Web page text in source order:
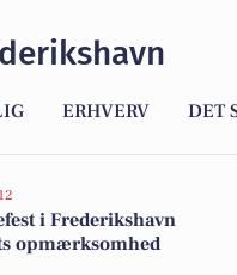
ERHVERV DET
i Frederikshavn
opmærksomhed